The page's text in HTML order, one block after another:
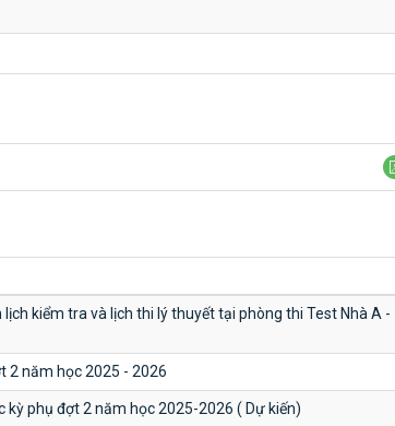
kiểm tra và lịch thi lý thuyết tại phòng thi Test Nhà A -
2 năm học 2025 - 2026
kỳ phụ đợt 2 năm học 2025-2026 ( Dự kiến)